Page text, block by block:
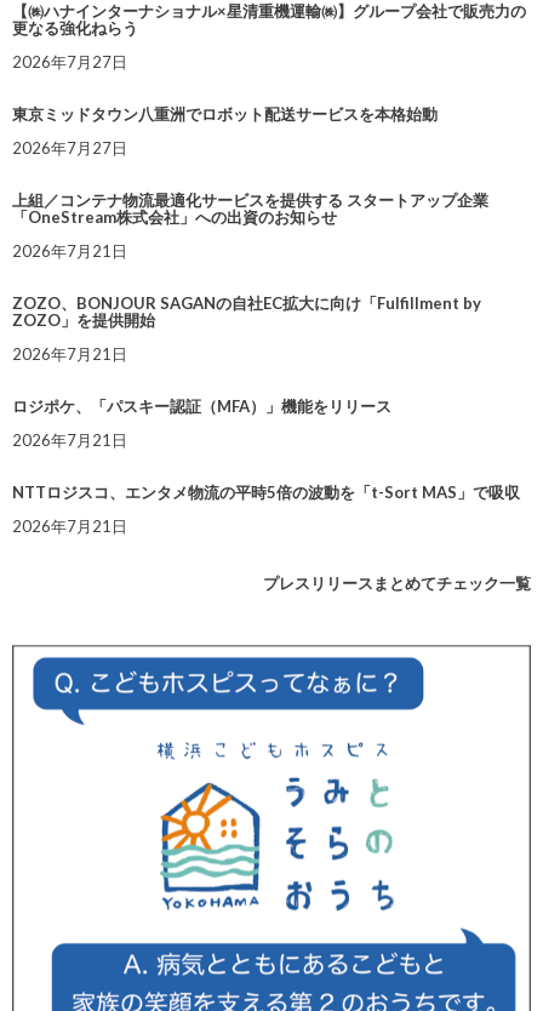
【㈱ハナインターナショナル×星清重機運輸㈱】グループ会社で販売力の
更なる強化ねらう
2026年7月27日
東京ミッドタウン八重洲でロボット配送サービスを本格始動
2026年7月27日
上組／コンテナ物流最適化サービスを提供する スタートアップ企業
「OneStream株式会社」への出資のお知らせ
2026年7月21日
ZOZO、BONJOUR SAGANの自社EC拡大に向け「Fulfillment by
ZOZO」を提供開始
2026年7月21日
ロジポケ、「パスキー認証（MFA）」機能をリリース
2026年7月21日
NTTロジスコ、エンタメ物流の平時5倍の波動を「t-Sort MAS」で吸収
2026年7月21日
プレスリリースまとめてチェック一覧